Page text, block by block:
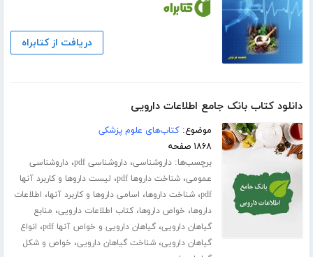
دریافت از کتابراه
دانلود کتاب بانک جامع اطلاعات دارویی
موضوع:کتاب‌های علوم پزشکی
۱۸۶۸ صفحه
برچسب‌ها:داروشناسی،داروشناسی pdf ،داروشناسی
عمومی،شناخت داروها pdf ، لیست داروها و کاربرد آنها
pdf،شناخت داروها، اسامی داروها و کاربرد آنها، اطلاعات
داروها، خواص داروها،کتاب اطلاعات دارویی، منابع
گیاهان دارویی،گیاهان دارویی و خواص آنها pdf ، انواع
گیاهان دارویی،شناخت گیاهان دارویی، خواص و شکل